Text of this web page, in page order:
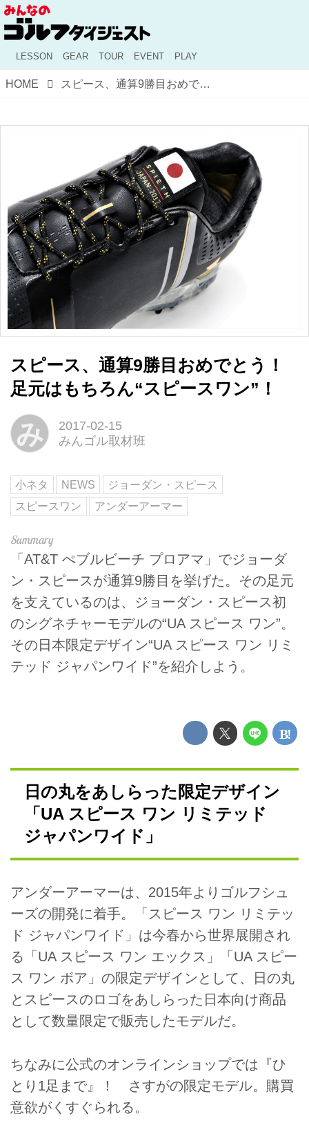
LESSON GEAR TOUR EVENT PLAY
HOME スピース、通算9勝目おめでとう！ 足元はもちろん“スピースワン”！
スピース、通算9勝目おめでとう！
足元はもちろん“スピースワン”！
み
2017-02-15
みんゴル取材班
小ネタ NEWS
ジョーダン・スピース
スピースワン
アンダーアーマー
「AT&T ぺブルビーチ プロアマ」でジョーダ
ン・スピースが通算9勝目を挙げた。その足元
を支えているのは、ジョーダン・スピース初
のシグネチャーモデルの“UA スピース ワン”。
その日本限定デザイン“UA スピース ワン リミ
テッド ジャパンワイド”を紹介しよう。
日の丸をあしらった限定デザイン
「UA スピース ワン リミテッド
ジャパンワイド」
アンダーアーマーは、2015年よりゴルフシュ
ーズの開発に着手。「スピース ワン リミテッ
ド ジャパンワイド」は今春から世界展開され
る「UA スピース ワン エックス」「UA スピー
ス ワン ボア」の限定デザインとして、日の丸
とスピースのロゴをあしらった日本向け商品
として数量限定で販売したモデルだ。
ちなみに公式のオンラインショップでは『ひ
とり1足まで』！ さすがの限定モデル。購買
意欲がくすぐられる。